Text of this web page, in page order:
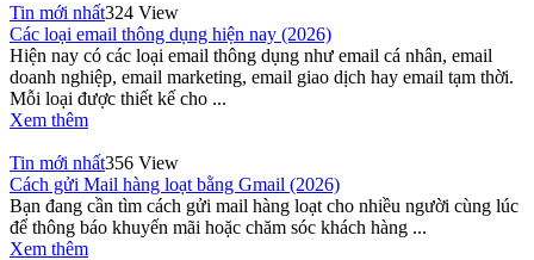
Tin mới nhất324 View
Các loại email thông dụng hiện nay (2026)
Hiện nay có các loại email thông dụng như email cá nhân, email
doanh nghiệp, email marketing, email giao dịch hay email tạm thời.
Mỗi loại được thiết kế cho ...
Xem thêm
Tin mới nhất356 View
Cách gửi Mail hàng loạt bằng Gmail (2026)
Bạn đang cần tìm cách gửi mail hàng loạt cho nhiều người cùng lúc
để thông báo khuyến mãi hoặc chăm sóc khách hàng ...
Xem thêm